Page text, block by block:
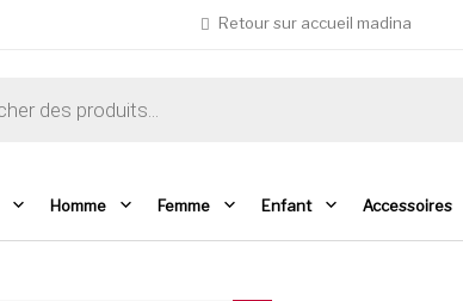
Retour sur accueil madina
Homme Femme Enfant Accessoires